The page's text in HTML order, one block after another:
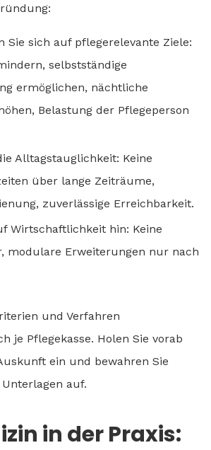
Sie sich auf pflegerelevante Ziele:
selbstständige
ermöglichen, nächtliche
Belastung der Pflegeperson
Alltagstauglichkeit: Keine
über lange Zeiträume,
zuverlässige Erreichbarkeit.
Wirtschaftlichkeit hin: Keine
modulare Erweiterungen nur nach
und Verfahren
je Pflegekasse. Holen Sie vorab
ein und bewahren Sie
auf.
in der Praxis: